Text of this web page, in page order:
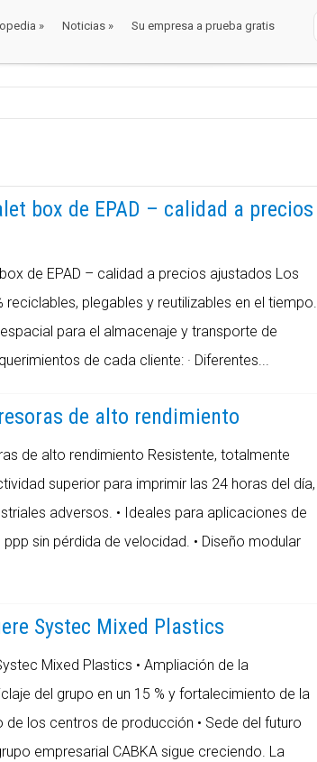
» Noticias » Su empresa a prueba gratis
box de EPAD – calidad a precios
de EPAD – calidad a precios ajustados Los
reciclables, plegables y reutilizables en el tiempo.
para el almacenaje y transporte de
de cada cliente: · Diferentes...
de alto rendimiento
de alto rendimiento Resistente, totalmente
superior para imprimir las 24 horas del día,
adversos. • Ideales para aplicaciones de
sin pérdida de velocidad. • Diseño modular
Systec Mixed Plastics
Mixed Plastics • Ampliación de la
del grupo en un 15 % y fortalecimiento de la
los centros de producción • Sede del futuro
empresarial CABKA sigue creciendo. La